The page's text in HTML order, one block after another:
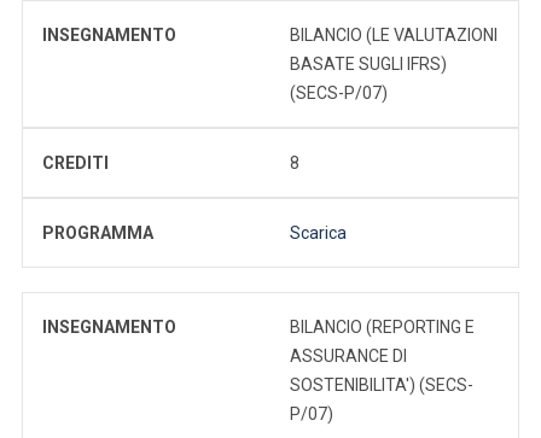
INSEGNAMENTO
BILANCIO (LE VALUTAZIONI
BASATE SUGLI IFRS)
(SECS-P/07)
CREDITI 8
PROGRAMMA Scarica
INSEGNAMENTO
BILANCIO (REPORTING E
ASSURANCE DI
SOSTENIBILITA') (SECS-
P/07)